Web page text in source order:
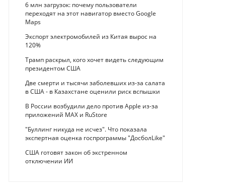
6 млн загрузок: почему пользователи
переходят на этот навигатор вместо Google
Maps
Экспорт электромобилей из Китая вырос на
120%
Трамп раскрыл, кого хочет видеть следующим
президентом США
Две смерти и тысячи заболевших из-за салата
в США - в Казахстане оценили риск вспышки
В России возбудили дело против Apple из-за
приложений MAX и RuStore
"Буллинг никуда не исчез". Что показала
экспертная оценка госпрограммы "ДосболLike"
США готовят закон об экстренном
отключении ИИ